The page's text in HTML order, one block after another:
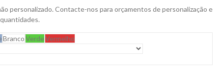
personalizado. Contacte-nos para orçamentos de personalização e
BrancoVerdeVermelho